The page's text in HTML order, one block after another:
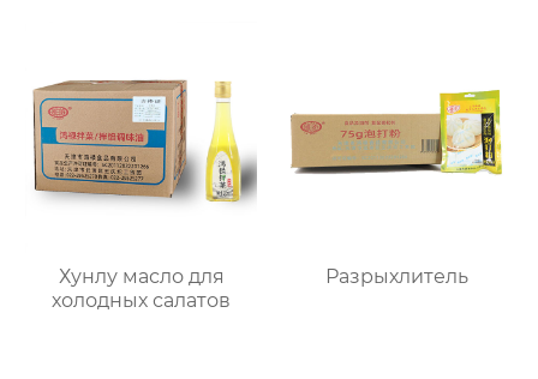
Хунлу масло для
холодных салатов
Разрыхлитель